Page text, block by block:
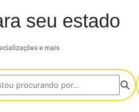
seu estado
e mais